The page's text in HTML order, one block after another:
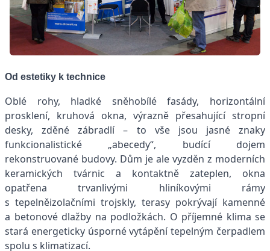
Od estetiky k technice
Oblé rohy, hladké sněhobílé fasády, horizontální
prosklení, kruhová okna, výrazně přesahující stropní
desky, zděné zábradlí – to vše jsou jasné znaky
funkcionalistické „abecedy“, budící dojem
rekonstruované budovy. Dům je ale vyzděn z moderních
keramických tvárnic a kontaktně zateplen, okna
opatřena trvanlivými hliníkovými rámy
s tepelněizolačními trojskly, terasy pokrývají kamenné
a betonové dlažby na podložkách. O příjemné klima se
stará energeticky úsporné vytápění tepelným čerpadlem
spolu s klimatizací.